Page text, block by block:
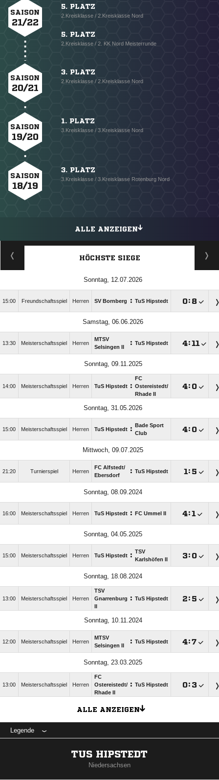
SAISON
21/22
5. PLATZ
2.Kreisklasse / 2.Kreisklasse Nord
5. PLATZ
2.Kreisklasse / 2. KK Nord Meisterrunde
SAISON
20/21
3. PLATZ
2.Kreisklasse / 2.Kreisklasse Nord
SAISON
19/20
1. PLATZ
3.Kreisklasse / 3.Kreisklasse Nord
SAISON
18/19
3. PLATZ
3.Kreisklasse / 3.Kreisklasse Rotenburg Nord
ALLE ANZEIGEN
HÖCHSTE SIEGE
Sonntag, 12.07.2026
15:00 Freundschaftsspiel Herren SV Bornberg : TuS Hipstedt : 
Samstag, 06.06.2026
13:30 Meisterschaftsspiel Herren
MTSV
Selsingen II
: TuS Hipstedt :
Sonntag, 09.11.2025
14:00 Meisterschaftsspiel Herren TuS Hipstedt :
FC
Ostereistedt/​
Rhade II
: 
Sonntag, 31.05.2026
15:00 Meisterschaftsspiel Herren TuS Hipstedt :
Bade Sport
Club
: 
Mittwoch, 09.07.2025
21:20 Turnierspiel Herren
FC Alfstedt/​
Ebersdorf
: TuS Hipstedt : 
Sonntag, 08.09.2024
16:00 Meisterschaftsspiel Herren TuS Hipstedt : FC Ummel II :
Sonntag, 04.05.2025
15:00 Meisterschaftsspiel Herren TuS Hipstedt : TSV
Karlshöfen II
: 
Sonntag, 18.08.2024
13:00 Meisterschaftsspiel Herren
TSV
Gnarrenburg : TuS Hipstedt : 
Sonntag, 10.11.2024
12:00 Meisterschaftsspiel Herren
MTSV
Selsingen II
: TuS Hipstedt :
Sonntag, 23.03.2025
13:00 Meisterschaftsspiel Herren
FC
Ostereistedt/​
Rhade II
: TuS Hipstedt : 
ALLE ANZEIGEN
Legende
TUS HIPSTEDT
Niedersachsen